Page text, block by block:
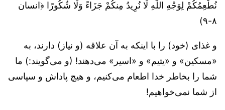
نُطْعِمُكُمْ لِوَجْهِ اللَّهِ لَا نُرِيدُ مِنكُمْ جَزَاءً وَلَا شُكُورًا ﴿انسان
۸-۹)
و غذای (خود) را با اینکه به آن علاقه (و نیاز) دارند، به
«مسکین» و «یتیم» و «اسیر» می‌دهند! (و می‌گویند:) ما
شما را بخاطر خدا اطعام می‌کنیم، و هیچ پاداش و سپاسی
از شما نمی‌خواهیم!